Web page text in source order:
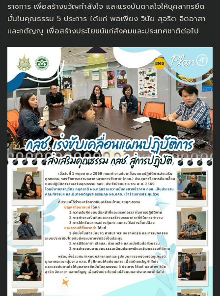
ราชการ เพื่อสร้างขวัญกำลังใจ และแรงบันดาลใจให้บุคลากรยึด
มั่นในคุณธรรม 5 ประการ ได้แก่ พอเพียง วินัย สุจริต จิตอาสา
และกตัญญู เพื่อสร้างประโยชน์แก่สังคมและประเทศชาติต่อไป